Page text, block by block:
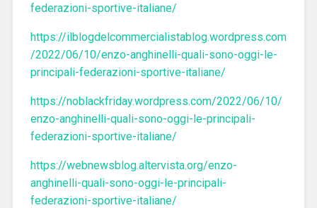
federazioni-sportive-italiane/
https://ilblogdelcommercialistablog.wordpress.com
/2022/06/10/enzo-anghinelli-quali-sono-oggi-le-
principali-federazioni-sportive-italiane/
https://noblackfriday.wordpress.com/2022/06/10/
enzo-anghinelli-quali-sono-oggi-le-principali-
federazioni-sportive-italiane/
https://webnewsblog.altervista.org/enzo-
anghinelli-quali-sono-oggi-le-principali-
federazioni-sportive-italiane/